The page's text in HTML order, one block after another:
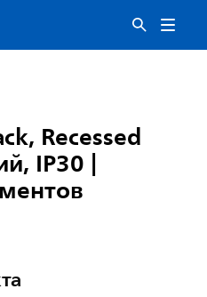
Recessed
IP30 |